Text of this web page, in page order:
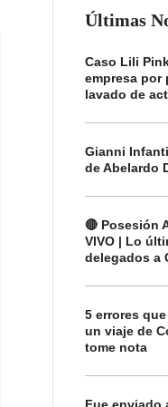
Últimas
Caso Lili
empresa por
lavado de
Gianni
de Abelardo
🔴 Posesión
VIVO | Lo
delegados a
5 errores
un viaje de
tome nota